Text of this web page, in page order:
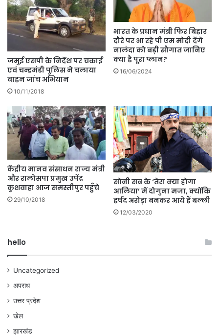
जमुई एसपी के निर्देश पर चकाई
एवं चन्द्रमंडी पुलिस ने चलाया
वाहन जांच अभियान
10/11/2018
भारत के प्रधान मंत्री फिर बिहार
दौरे पर आ रहे पी एम मोदी देंगे
नालंदा को बड़ी सौगात जानिए
क्या है पूरा प्लान?
16/06/2024
केंद्रीय मानव संसाधन राज्य मंत्री
और रालोसपा प्रमुख उपेंद्र
कुशवाहा आज समस्तीपुर पहुँचे
29/10/2018
सोनी सब के ‘तेरा क्‍या होगा
आलिया’ में दोगुना मजा, क्‍योंकि
हर्षद अरोड़ा बनकर आये हैं बल्‍ली
12/03/2020
hello
Uncategorized
अपराध
उत्तर प्रदेश
खेल
झारखंड